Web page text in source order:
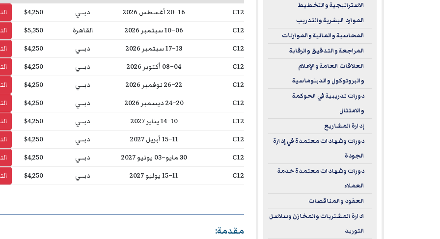
C12 16–20 أغسطس 2026 دبــي $4,250
C12 06–10 سبتمبر 2026 القاهرة $5,350
C12 13–17 سبتمبر 2026 دبــي $4,250
C12 04–08 أكتوبر 2026 دبــي $4,250
C12 22–26 نوفمبر 2026 دبــي $4,250
C12 20–24 ديسمبر 2026 دبــي $4,250
C12 10–14 يناير 2027 دبــي $4,250
C12 11–15 أبريل 2027 دبــي $4,250
C12 30 مايو–03 يونيو 2027 دبــي $4,250
C12 11–15 يوليو 2027 دبــي $4,250
مقدمة:
الاستراتيجية والتخطيط
الموارد البشرية والتدريب
المحاسبة والمالية والموازنات
المراجعة والتدقيق والرقابة
العلاقات العامة والإعلام
والبروتوكول والدبلوماسية
دورات تدريبية في الحوكمة
والامتثال
إدارة المشاريع
دورات وشهادات معتمدة في إدارة
الجودة
دورات وشهادات معتمدة خدمة
العملاء
العقود والمناقصات
ادارة المشتريات والمخازن وسلاسل
التوريد